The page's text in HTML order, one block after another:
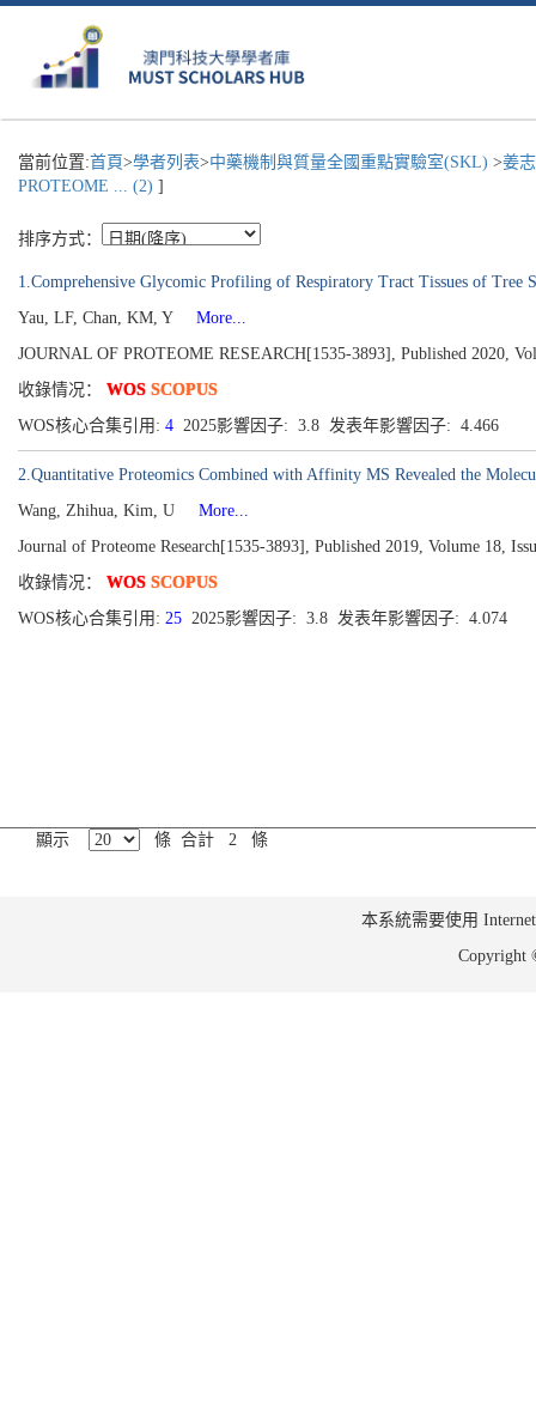
當前位置:首頁>學者列表>中藥機制與質量全國重點實驗室(SKL) >姜
PROTEOME ... (2) ]
排序方式：
1.Comprehensive Glycomic Profiling of Respiratory Tract Tissues of Tree
Yau, LF, Chan, KM, Y
More...
JOURNAL OF PROTEOME RESEARCH[1535-3893], Published 2020,
收錄情况： WOS SCOPUS
WOS核心合集引用: 4 2025影響因子: 3.8 发表年影響因子: 4.466
2.Quantitative Proteomics Combined with Affinity MS Revealed the
Wang, Zhihua, Kim, U
More...
Journal of Proteome Research[1535-3893], Published 2019, Volume 18,
收錄情况： WOS SCOPUS
WOS核心合集引用: 25 2025影響因子: 3.8 发表年影響因子: 4.074
顯示 條 合計 2 條
本系統需要使用
Copyright